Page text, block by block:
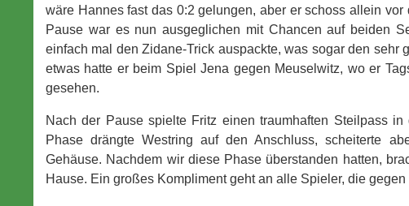
wäre Hannes fast das 0:2 gelungen, aber er schoss allein
Pause war es nun ausgeglichen mit Chancen auf beiden
einfach mal den Zidane-Trick auspackte, was sogar den
etwas hatte er beim Spiel Jena gegen Meuselwitz, wo er
gesehen.
Nach der Pause spielte Fritz einen traumhaften Steilpass
Phase drängte Westring auf den Anschluss, scheiterte
Gehäuse. Nachdem wir diese Phase überstanden hatten,
Hause. Ein großes Kompliment geht an alle Spieler, die